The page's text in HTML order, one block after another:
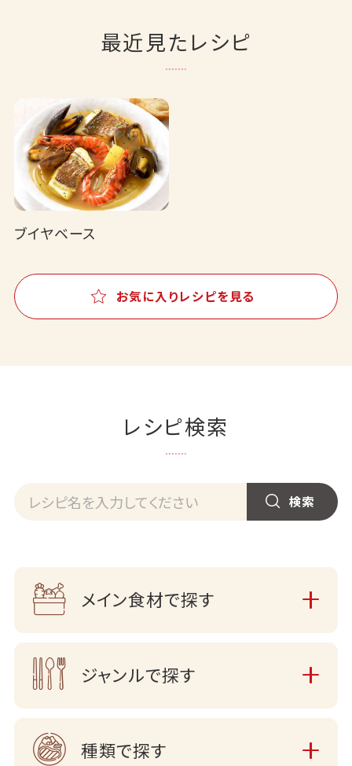
最近見たレシピ
ブイヤベース
お気に入りレシピを見る
レシピ検索
メイン食材で探す
ジャンルで探す
種類で探す